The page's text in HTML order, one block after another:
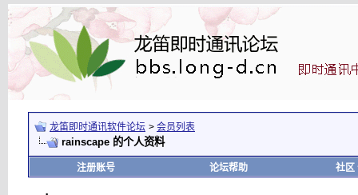
龙笛即时通讯软件论坛 > 会员列表
rainscape 的个人资料
注册账号 论坛帮助 社区